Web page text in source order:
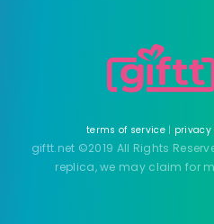
terms of service|
giftt.net ©2019 All Rights
replica, we may claim for